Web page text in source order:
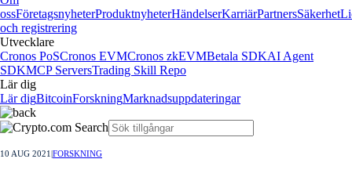
ossFöretagsnyheterProduktnyheterHändelserKarriärPartnersSäkerhet
och registrering
Utvecklare
Cronos PoSCronos EVMCronos zkEVMBetala SDKAI Agent
SDKMCP ServersTrading Skill Repo
Lär dig
Lär digBitcoinForskningMarknadsuppdateringar
10 AUG 2021 FORSKNING